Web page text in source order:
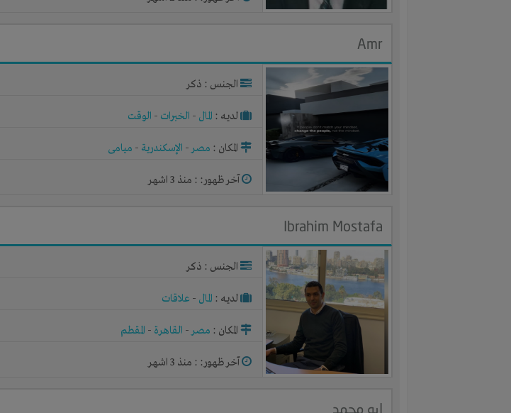
Amr
الجنس : ذكر
لديـه : المال - الخبرات - الوقت
المكان : مصر- الإسكندرية - ميامى
آخر ظهور: : منذ 3 اشهر
Ibrahim Mostafa
الجنس : ذكر
لديـه : المال - علاقات
المكان : مصر- القاهرة - المقطم
آخر ظهور: : منذ 3 اشهر
ابو محمد